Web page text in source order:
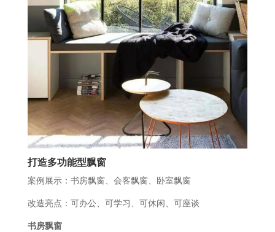
打造多功能型飘窗
案例展示：书房飘窗、会客飘窗、卧室飘窗
改造亮点：可办公、可学习、可休闲、可座谈
书房飘窗